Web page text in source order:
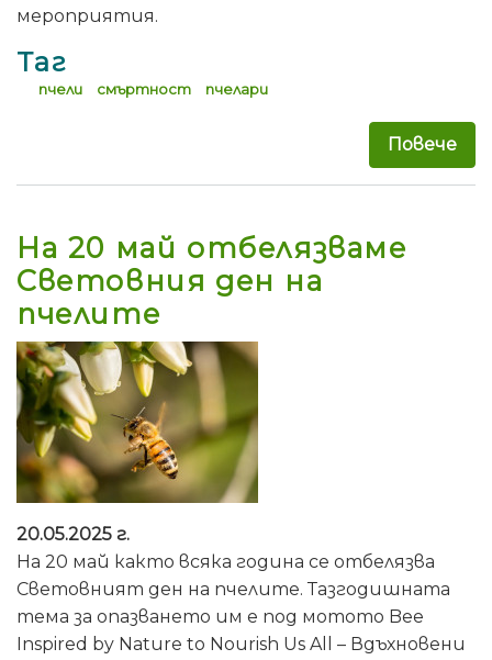
мероприятия.
Таг
пчели смъртност пчелари
Повече
На 20 май отбелязваме
Световния ден на
пчелите
20.05.2025 г.
На 20 май както всяка година се отбелязва
Световният ден на пчелите. Тазгодишната
тема за опазването им е под мотото Bee
Inspired by Nature to Nourish Us All – Вдъхновени